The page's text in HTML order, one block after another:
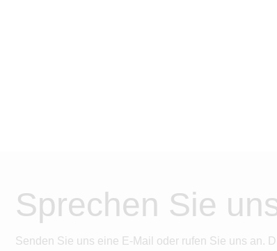
Sprechen Sie
Senden Sie uns eine E-Mail oder rufen Sie uns an.